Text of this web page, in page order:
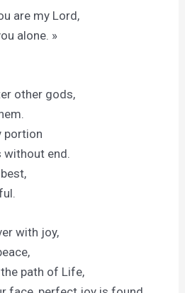
are my Lord,
alone. »
other gods,
portion
without end.
with joy,
path of Life,